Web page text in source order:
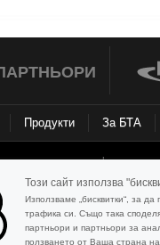
Продукти За БТА
на
право и
е посочено друго.
данни на Агенцията
Този сайт използва
Използваме „бисквитки“, за
трафика си. Също така
партньори и партньори за
ползването от Ваша страна